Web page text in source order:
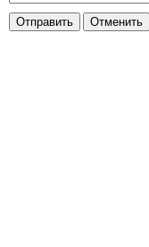
Отправить Отменить